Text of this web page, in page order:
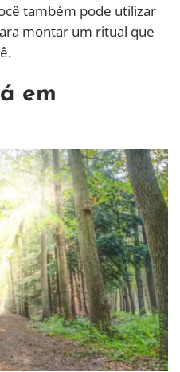
também pode utilizar
montar um ritual que
em